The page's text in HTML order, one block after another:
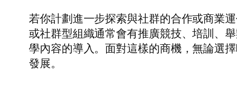
若你計劃進一步探索與社群的合作或商業
或社群型組織通常會有推廣競技、培訓、
學內容的導入。面對這樣的商機，無論選
發展。